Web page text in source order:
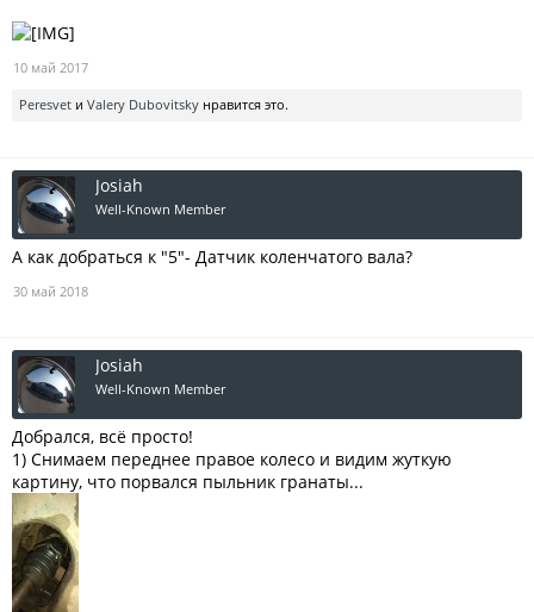
10 май 2017
Peresvet и Valery Dubovitsky нравится это.
Josiah
Well-Known Member
А как добраться к "5"- Датчик коленчатого вала?
30 май 2018
Josiah
Well-Known Member
Добрался, всё просто!
1) Снимаем переднее правое колесо и видим жуткую
картину, что порвался пыльник гранаты...